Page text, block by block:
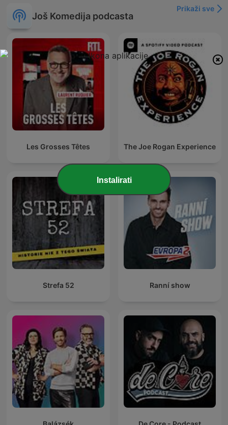
Još Komedija podcasta
Prikaži sve
Les Grosses Têtes The Joe Rogan Experience
Strefa 52 Ranní show
Instalirati